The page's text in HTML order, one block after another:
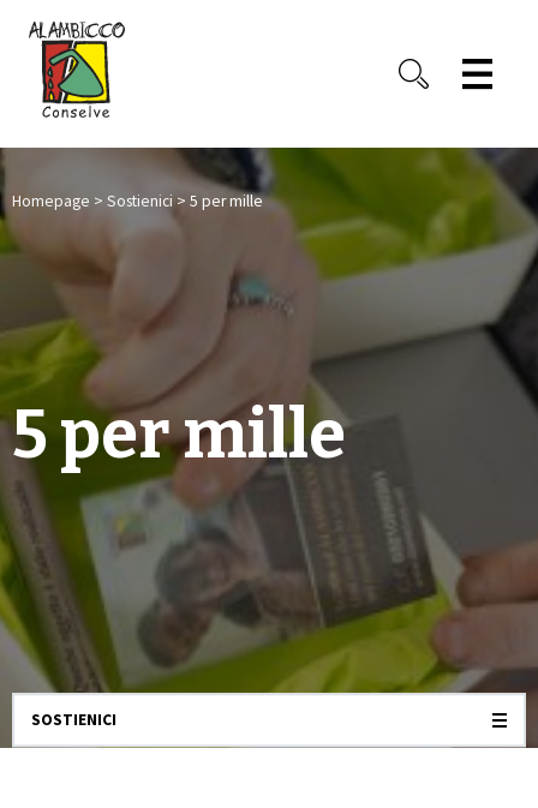
Homepage > Sostienici> 5 per mille
5 per mille
SOSTIENICI